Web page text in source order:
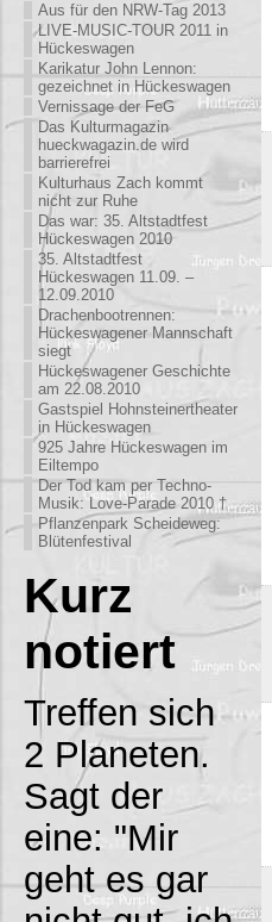
Aus für den NRW-Tag 2013
LIVE-MUSIC-TOUR 2011 in
Hückeswagen
Karikatur John Lennon:
gezeichnet in Hückeswagen
Vernissage der FeG
Das Kulturmagazin
hueckwagazin.de wird
barrierefrei
Kulturhaus Zach kommt
nicht zur Ruhe
Das war: 35. Altstadtfest
Hückeswagen 2010
35. Altstadtfest
Hückeswagen 11.09. –
12.09.2010
Drachenbootrennen:
Hückeswagener Mannschaft
siegt
Hückeswagener Geschichte
am 22.08.2010
Gastspiel Hohnsteinertheater
in Hückeswagen
925 Jahre Hückeswagen im
Eiltempo
Der Tod kam per Techno-
Musik: Love-Parade 2010 †
Pflanzenpark Scheideweg:
Blütenfestival
Kurz
notiert
Treffen sich
2 Planeten.
Sagt der
eine: "Mir
geht es gar